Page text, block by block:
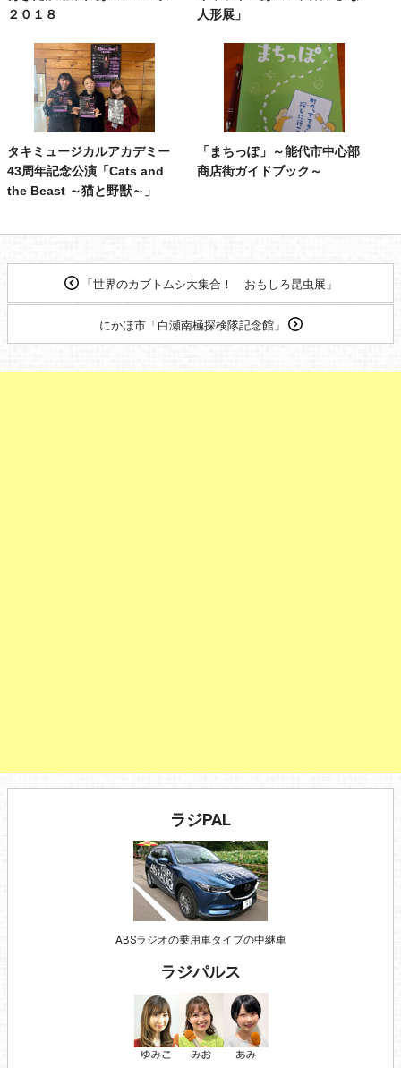
２０１８
人形展」
タキミュージカルアカデミー
43周年記念公演「Cats and
the Beast ～猫と野獣～」
「まちっぽ」～能代市中心部
商店街ガイドブック～
「世界のカブトムシ大集合！ おもしろ昆虫展」
にかほ市「白瀬南極探検隊記念館」
ラジPAL
ABSラジオの乗用車タイプの中継車
ラジパルス